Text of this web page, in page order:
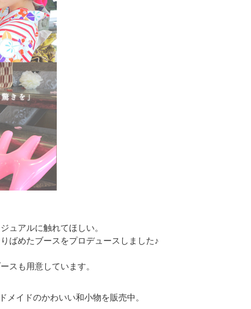
ュアルに触れてほしい。
ばめたブースをプロデュースしました♪
スも用意しています。
メイドのかわいい和小物を販売中。